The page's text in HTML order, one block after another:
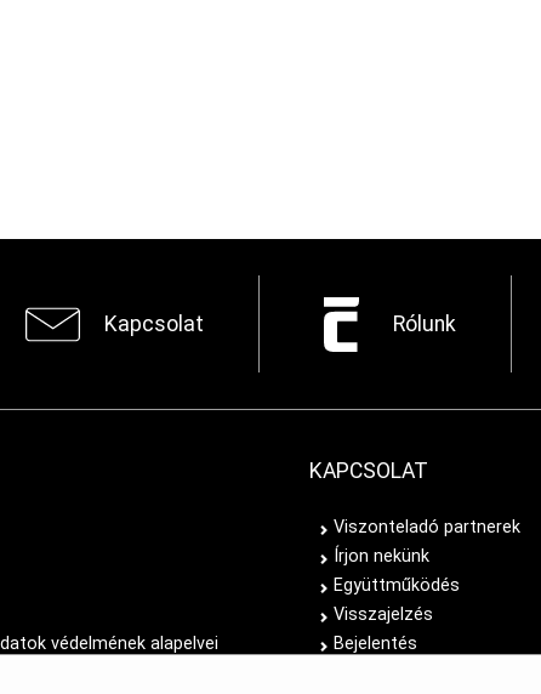
Kapcsolat Rólunk
védelmének alapelvei
KAPCSOLAT
Viszonteladó partnerek
Írjon nekünk
Együttműködés
Visszajelzés
Bejelentés